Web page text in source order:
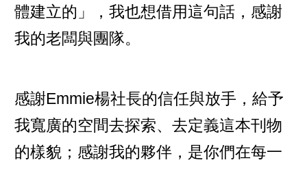
體建立的」，我也想借用這句話，感謝
我的老闆與團隊。
感謝Emmie楊社長的信任與放手，給予
我寬廣的空間去探索、去定義這本刊物
的樣貌；感謝我的夥伴，是你們在每一